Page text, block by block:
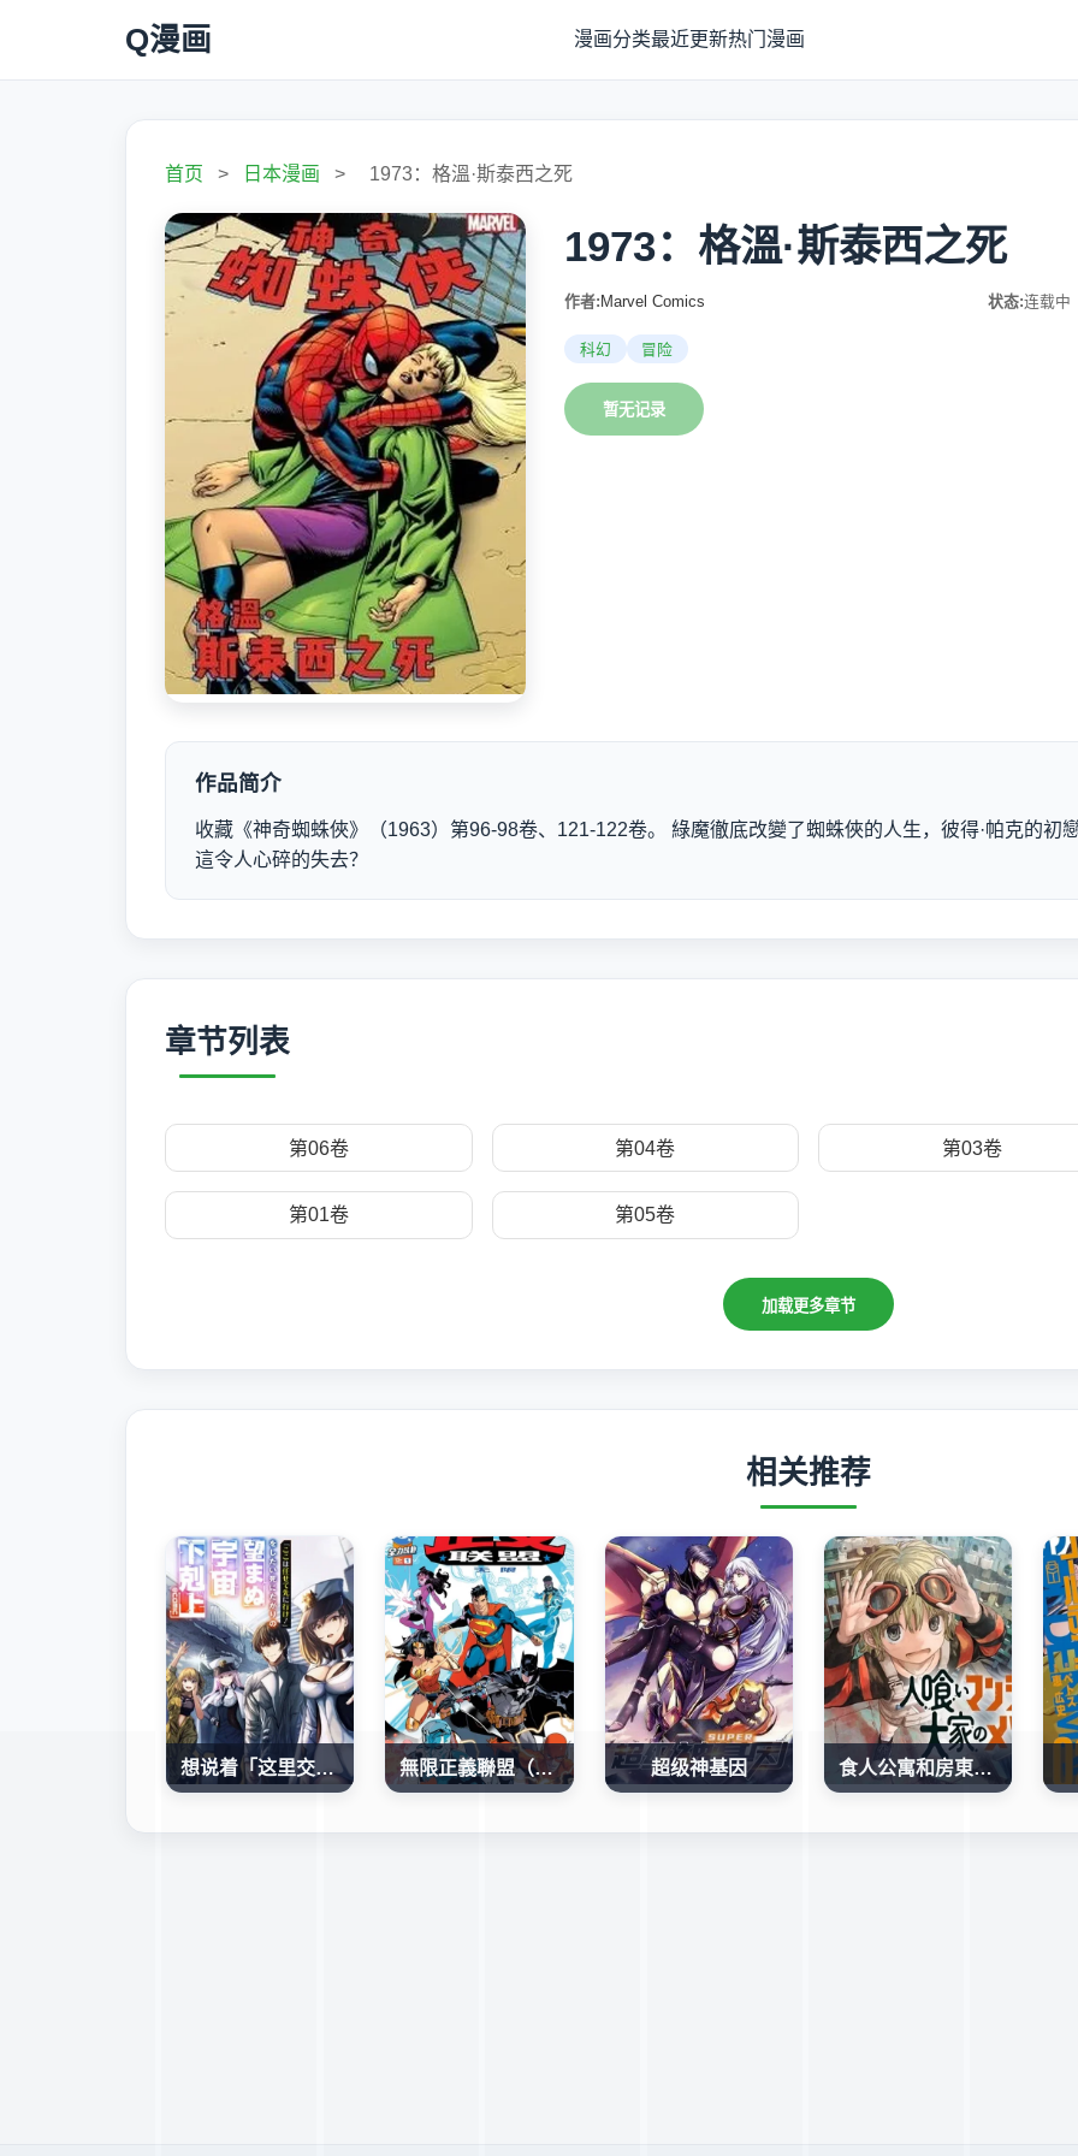
Q漫画 漫画分类最近更新热门漫画
首页 > 日本漫画 > 1973：格溫·斯泰西之死
1973：格溫·斯泰西之死
作者:Marvel Comics 状态:连载中
科幻 冒险
暂无记录
作品简介
收藏《神奇蜘蛛俠》（1963）第96-98卷、121-122卷。 綠魔徹底改變了蜘蛛俠的人生，彼得·帕克的初
這令人心碎的失去？
章节列表
第06卷 第04卷 第03卷
第01卷 第05卷
加载更多章节
相关推荐
想说着「这里交给我你们先冲!」然后去死的找死鬼不想要的宇宙下克上 無限正義聯盟（2024） 超级神基因 食人公寓和房東梅森